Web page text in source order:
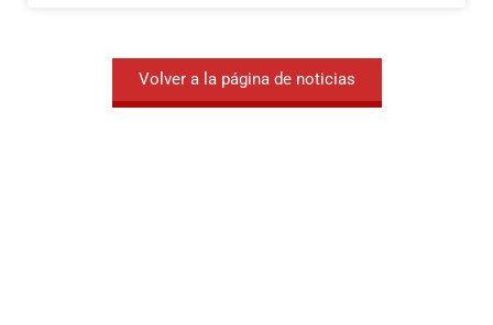
Volver a la página de noticias